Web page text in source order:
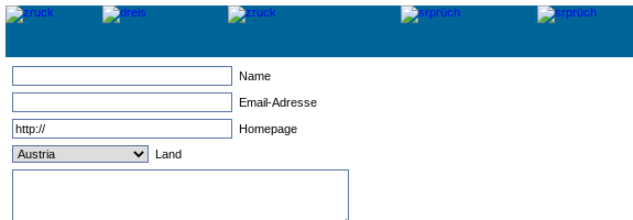
Name
Email-Adresse
Homepage
Land